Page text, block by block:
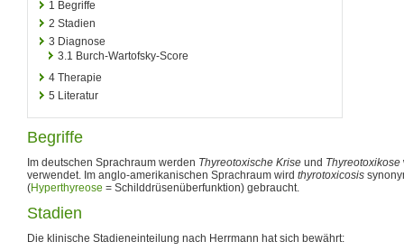
1 Begriffe
2 Stadien
3 Diagnose
3.1 Burch-Wartofsky-Score
4 Therapie
5 Literatur
Begriffe
Im deutschen Sprachraum werden Thyreotoxische Krise und Thyreotoxikose
verwendet. Im anglo-amerikanischen Sprachraum wird thyrotoxicosis
(Hyperthyreose = Schilddrüsenüberfunktion) gebraucht.
Stadien
Die klinische Stadieneinteilung nach Herrmann hat sich bewährt: